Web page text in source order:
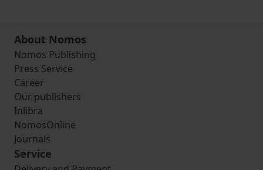
About Nomos
Nomos Publishing
Press Service
Career
Our publishers
Inlibra
NomosOnline
Journals
Service